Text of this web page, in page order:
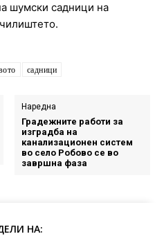
шумски садници на
садници
Наредна
Градежните работи за
изградба на
канализационен систем
во село Робово се во
завршна фаза
НА: